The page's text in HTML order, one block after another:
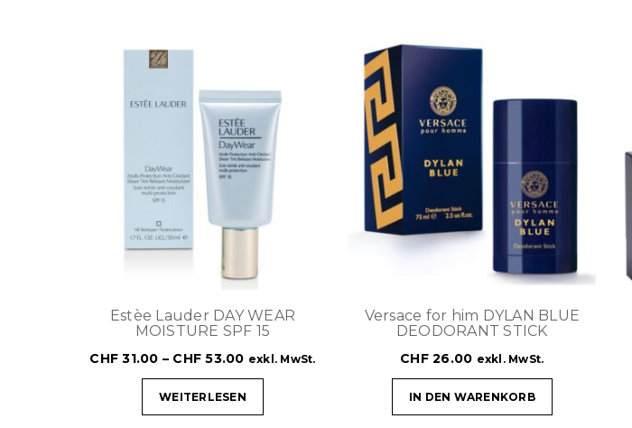
Estèe Lauder DAY WEAR
MOISTURE SPF 15
CHF 31.00 – CHF 53.00 exkl. MwSt.
WEITERLESEN
Versace for him DYLAN BLUE
DEODORANT STICK
CHF26.00 exkl. MwSt.
IN DEN WARENKORB